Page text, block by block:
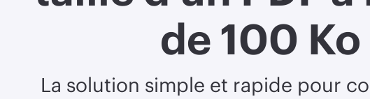
de 100 Ko
La solution simple et rapide pour